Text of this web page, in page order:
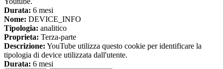
Durata: 6 mesi
Nome: DEVICE_INFO
Tipologia: analitico
Proprieta: Terza-parte
Descrizione: YouTube utilizza questo cookie per identificare la
tipologia di device utilizzata dall'utente.
Durata: 6 mesi